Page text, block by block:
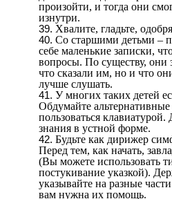
произойти, и тогда они
изнутри.
Хвалите, гладьте,
Со старшими детьми –
себе маленькие записки,
вопросы. По существу, они
что сказали им, но и что
лучше слушать.
У многих таких детей
Обдумайте
пользоваться
знания в устной форме.
Будьте как дирижер
Перед тем, как начать,
(Вы можете использовать
постукивание указкой).
указывайте на разные
вам нужна их помощь.